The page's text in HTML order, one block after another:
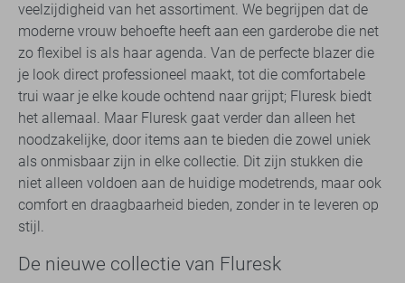
veelzijdigheid van het assortiment. We begrijpen dat de
moderne vrouw behoefte heeft aan een garderobe die net
zo flexibel is als haar agenda. Van de perfecte blazer die
je look direct professioneel maakt, tot die comfortabele
trui waar je elke koude ochtend naar grijpt; Fluresk biedt
het allemaal. Maar Fluresk gaat verder dan alleen het
noodzakelijke, door items aan te bieden die zowel uniek
als onmisbaar zijn in elke collectie. Dit zijn stukken die
niet alleen voldoen aan de huidige modetrends, maar ook
comfort en draagbaarheid bieden, zonder in te leveren op
stijl.
De nieuwe collectie van Fluresk